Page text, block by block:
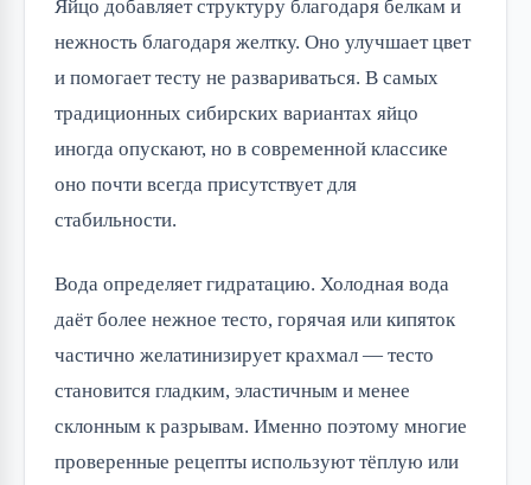
Яйцо добавляет структуру благодаря белкам и
нежность благодаря желтку. Оно улучшает цвет
и помогает тесту не развариваться. В самых
традиционных сибирских вариантах яйцо
иногда опускают, но в современной классике
оно почти всегда присутствует для
стабильности.
Вода определяет гидратацию. Холодная вода
даёт более нежное тесто, горячая или кипяток
частично желатинизирует крахмал — тесто
становится гладким, эластичным и менее
склонным к разрывам. Именно поэтому многие
проверенные рецепты используют тёплую или